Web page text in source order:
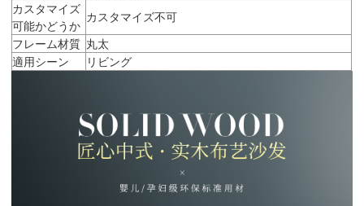
カスタマイズ
可能かどうか
カスタマイズ不可
フレーム材質 丸太
適用シーン
リビング